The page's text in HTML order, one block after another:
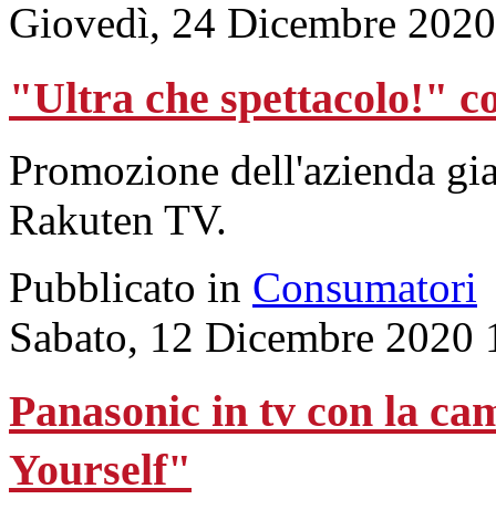
Giovedì, 24 Dicembre
"Ultra che spettacolo!"
Promozione dell'azienda
Rakuten TV.
Pubblicato in Consumatori
Sabato, 12 Dicembre 2020
Panasonic in tv con la
Yourself"